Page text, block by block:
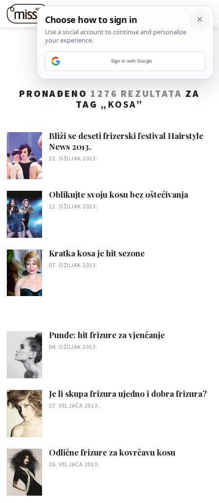
PRONAĐENO 1276 REZULTATA ZA
TAG „ KOSA”
Bliži se deseti frizerski festival Hairstyle
News 2013.
22. OŽUJAK 2013.
Oblikujte svoju kosu bez oštećivanja
12. OŽUJAK 2013.
Kratka kosa je hit sezone
07. OŽUJAK 2013.
Punđe: hit frizure za vjenčanje
04. OŽUJAK 2013.
Je li skupa frizura ujedno i dobra frizura?
27. VELJAČA 2013.
Odlične frizure za kovrčavu kosu
26. VELJAČA 2013.
Sign in with Google